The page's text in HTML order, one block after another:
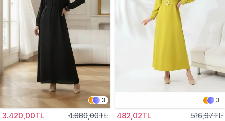
3
3.420,00TL 4.880,00TL
3
482,02TL 516,97TL